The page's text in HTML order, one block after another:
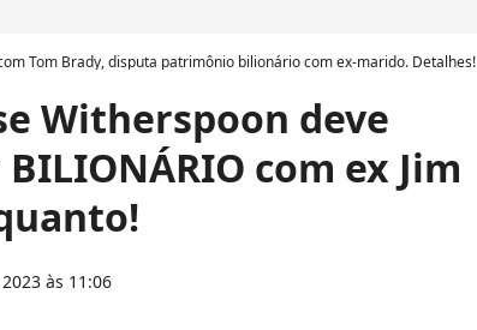
Tom Brady, disputa patrimônio bilionário com ex-marido. Detalhes!
Witherspoon deve
com ex Jim
às 11:06